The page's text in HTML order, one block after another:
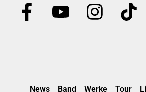
News Band Werke Tour